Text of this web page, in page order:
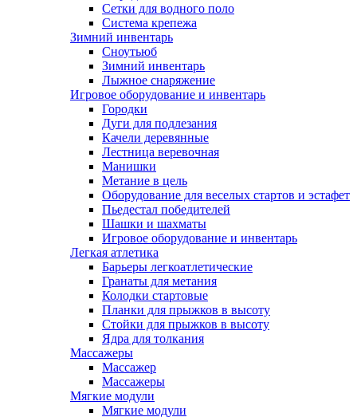
Сетки для водного поло
Система крепежа
Зимний инвентарь
Сноутьюб
Зимний инвентарь
Лыжное снаряжение
Игровое оборудование и инвентарь
Городки
Дуги для подлезания
Качели деревянные
Лестница веревочная
Манишки
Метание в цель
Оборудование для веселых стартов и эстафет
Пьедестал победителей
Шашки и шахматы
Игровое оборудование и инвентарь
Легкая атлетика
Барьеры легкоатлетические
Гранаты для метания
Колодки стартовые
Планки для прыжков в высоту
Стойки для прыжков в высоту
Ядра для толкания
Массажеры
Массажер
Массажеры
Мягкие модули
Мягкие модули